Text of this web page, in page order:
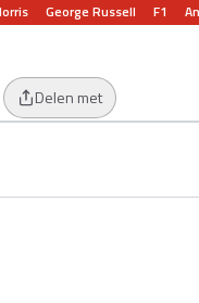
George Russell F1
Delen met